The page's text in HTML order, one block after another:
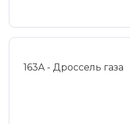
163A - Дроссель газа